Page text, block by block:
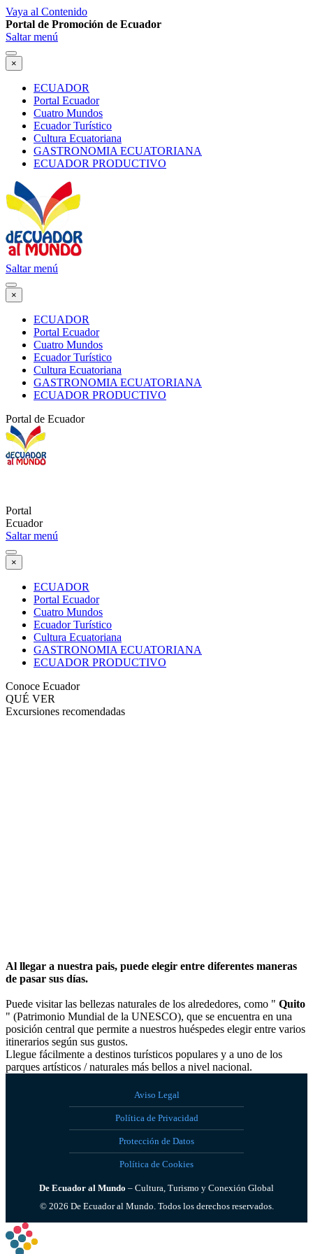
Vaya al Contenido
Portal de Promoción de Ecuador
Saltar menú
×
ECUADOR
Portal Ecuador
Cuatro Mundos
Ecuador Turístico
Cultura Ecuatoriana
GASTRONOMIA ECUATORIANA
ECUADOR PRODUCTIVO
Saltar menú
×
ECUADOR
Portal Ecuador
Cuatro Mundos
Ecuador Turístico
Cultura Ecuatoriana
GASTRONOMIA ECUATORIANA
ECUADOR PRODUCTIVO
Portal de Ecuador
Portal
Ecuador
Saltar menú
×
ECUADOR
Portal Ecuador
Cuatro Mundos
Ecuador Turístico
Cultura Ecuatoriana
GASTRONOMIA ECUATORIANA
ECUADOR PRODUCTIVO
Conoce Ecuador
QUÉ VER
Excursiones recomendadas
Al llegar a nuestra pais, puede elegir entre diferentes maneras
de pasar sus días.
Puede visitar las bellezas naturales de los alrededores, como " Quito
" (Patrimonio Mundial de la UNESCO), que se encuentra en una
posición central que permite a nuestros huéspedes elegir entre varios
itinerarios según sus gustos.
Llegue fácilmente a destinos turísticos populares y a uno de los
parques artísticos / naturales más bellos a nivel nacional.
Aviso Legal
Política de Privacidad
Protección de Datos
Política de Cookies
De Ecuador al Mundo – Cultura, Turismo y Conexión Global
© 2026 De Ecuador al Mundo. Todos los derechos reservados.